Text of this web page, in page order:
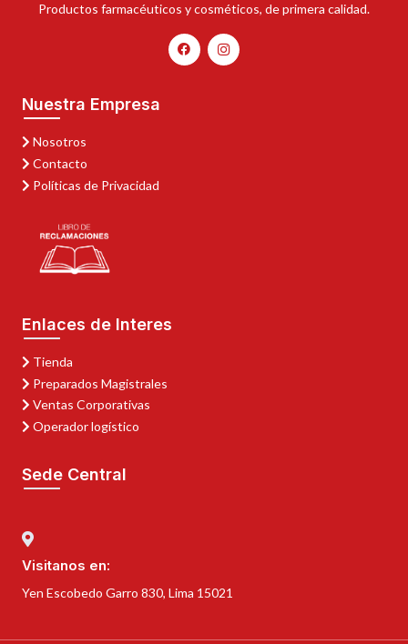
Productos farmacéuticos y cosméticos, de primera calidad.
Nuestra Empresa
Nosotros
Contacto
Políticas de Privacidad
Enlaces de Interes
Tienda
Preparados Magistrales
Ventas Corporativas
Operador logístico
Sede Central
Visitanos en:
Yen Escobedo Garro 830, Lima 15021